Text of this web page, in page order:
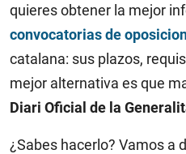
quieres obtener la mejor
convocatorias de
catalana: sus plazos,
mejor alternativa es que
Diari Oficial de la
¿Sabes hacerlo? Vamos a